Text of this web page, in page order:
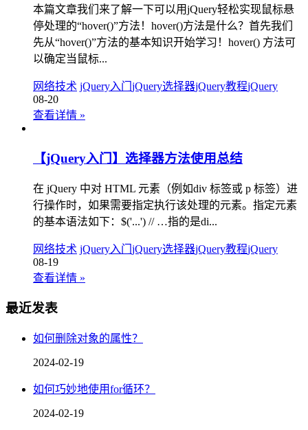
本篇文章我们来了解一下可以用jQuery轻松实现鼠标悬
停处理的“hover()”方法！hover()方法是什么？首先我们
先从“hover()”方法的基本知识开始学习！hover() 方法可
以确定当鼠标...
网络技术 jQuery入门 jQuery选择器jQuery教程jQuery
08-20
查看详情 »
【jQuery入门】选择器方法使用总结
在 jQuery 中对 HTML 元素（例如div 标签或 p 标签）进
行操作时，如果需要指定执行该处理的元素。指定元素
的基本语法如下：$('...') // …指的是di...
网络技术 jQuery入门 jQuery选择器jQuery教程jQuery
08-19
查看详情 »
最近发表
如何删除对象的属性？
2024-02-19
如何巧妙地使用for循环？
2024-02-19